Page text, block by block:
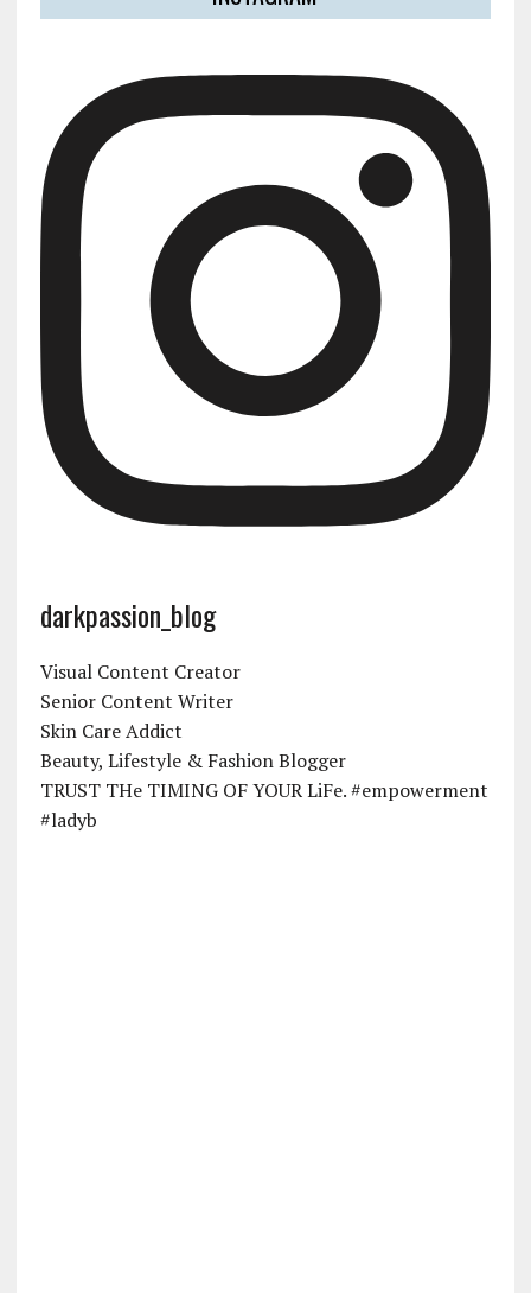
darkpassion_blog
Visual Content Creator
Senior Content Writer
Skin Care Addict
Beauty, Lifestyle & Fashion Blogger
TRUST THe TIMING OF YOUR LiFe. #empowerment
#ladyb